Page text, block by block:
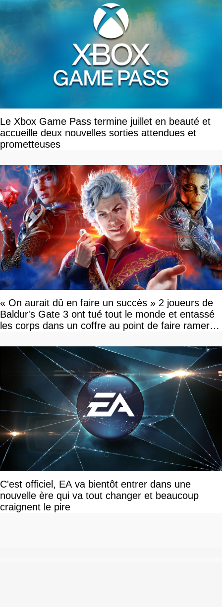
Le Xbox Game Pass termine juillet en beauté et
accueille deux nouvelles sorties attendues et
prometteuses
« On aurait dû en faire un succès » 2 joueurs de
Baldur's Gate 3 ont tué tout le monde et entassé
les corps dans un coffre au point de faire ramer le
C'est officiel, EA va bientôt entrer dans une
nouvelle ère qui va tout changer et beaucoup
craignent le pire